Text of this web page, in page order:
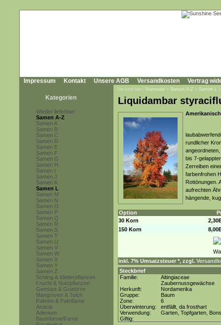
Impressum Kontakt Unsere AGB Versandkosten Vertrag
Kategorien
Wieder lieferbar!
Samen A-Z
Samen A
Samen B
Samen C
Samen D
Samen E
Samen F
Samen G
Samen H
Samen I
Samen J
Samen K
Samen L
Samen M
Samen N
Samen O
Samen P
Samen Q
Samen R
Samen S
Samen T
Samen U
Samen V
Samen W
Samen X
Samen Y
Samen Z
Schling & Kletterpflanzen
Frucht & Nutzpflanzen
Gemüse & Gewürze
Mangroven & Teich
Palmen & Palmfarne
Acacia
Adenium
Baumfarne/Farne
Sie sind hier: Startseite » Samen A-Z » Samen L
Liquidambar
rundlicher
bis 7-
Zerreiben
farbenfrohen
Rottönungen.
aufrechten
hängende,
Option
30 Korn
150 Korn
inkl. 7% Umsatzsteuer *, zzgl.
Steckbrief
Familie:
Altingiaceae
Zaubernussgewächse
Herkunft:
Nordamerika
Gruppe:
Baum
Zone:
6
Überwinterung:
entfällt, da frosthart
Verwendung:
Garten, Topfgarten,
Giftig: